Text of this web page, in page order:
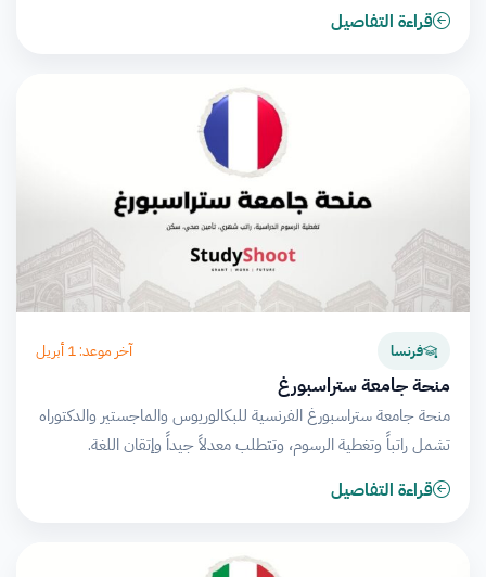
قراءة التفاصيل
فرنسا آخر موعد: 1 أبريل
منحة جامعة ستراسبورغ
منحة جامعة ستراسبورغ الفرنسية للبكالوريوس والماجستير والدكتوراه
تشمل راتباً وتغطية الرسوم، وتتطلب معدلاً جيداً وإتقان اللغة.
قراءة التفاصيل